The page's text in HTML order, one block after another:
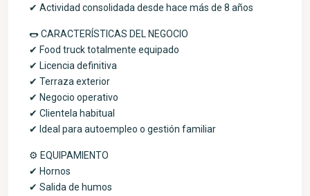
✔ Actividad consolidada desde hace más de 8 años
🌭 CARACTERÍSTICAS DEL NEGOCIO
✔ Food truck totalmente equipado
✔ Licencia definitiva
✔ Terraza exterior
✔ Negocio operativo
✔ Clientela habitual
✔ Ideal para autoempleo o gestión familiar
⚙️ EQUIPAMIENTO
✔ Hornos
✔ Salida de humos